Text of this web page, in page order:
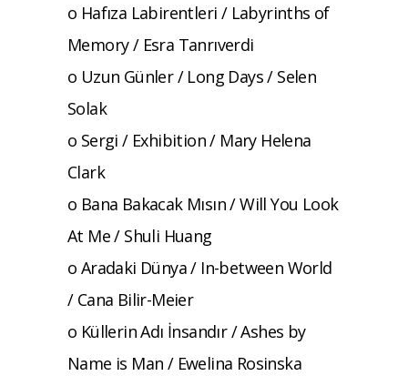
o Hafıza Labirentleri / Labyrinths of
Memory / Esra Tanrıverdi
o Uzun Günler / Long Days / Selen
Solak
o Sergi / Exhibition / Mary Helena
Clark
o Bana Bakacak Mısın / Will You Look
At Me / Shuli Huang
o Aradaki Dünya / In-between World
/ Cana Bilir-Meier
o Küllerin Adı İnsandır / Ashes by
Name is Man / Ewelina Rosinska